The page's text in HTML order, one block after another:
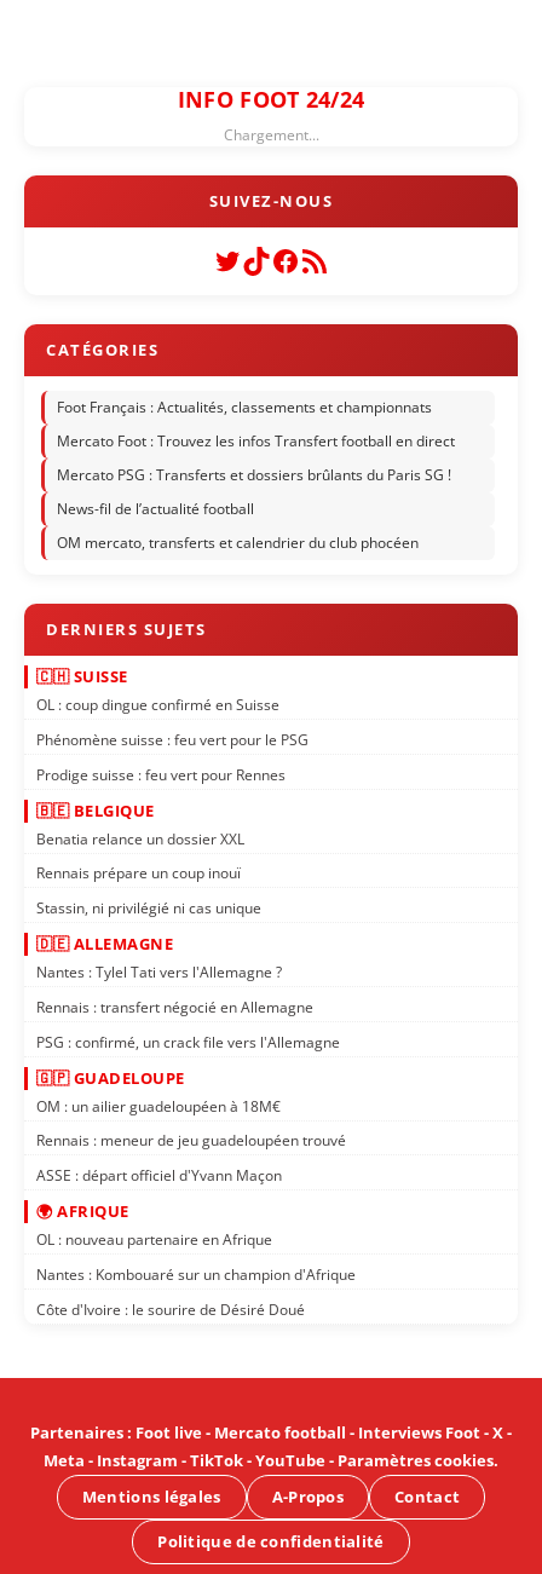
INFO FOOT 24/24
Chargement...
Twitter
TikTok
Facebook
Flux RSS
Foot Français : Actualités, classements et championnats
Mercato Foot : Trouvez les infos Transfert football en direct
Mercato PSG : Transferts et dossiers brûlants du Paris SG !
News-fil de l’actualité football
OM mercato, transferts et calendrier du club phocéen
🇨🇭 SUISSE
OL : coup dingue confirmé en Suisse
Phénomène suisse : feu vert pour le PSG
Prodige suisse : feu vert pour Rennes
🇧🇪 BELGIQUE
Benatia relance un dossier XXL
Rennais prépare un coup inouï
Stassin, ni privilégié ni cas unique
🇩🇪 ALLEMAGNE
Nantes : Tylel Tati vers l'Allemagne ?
Rennais : transfert négocié en Allemagne
PSG : confirmé, un crack file vers l'Allemagne
🇬🇵 GUADELOUPE
OM : un ailier guadeloupéen à 18M€
Rennais : meneur de jeu guadeloupéen trouvé
ASSE : départ officiel d'Yvann Maçon
🌍 AFRIQUE
OL : nouveau partenaire en Afrique
Nantes : Kombouaré sur un champion d'Afrique
Côte d'Ivoire : le sourire de Désiré Doué
Partenaires: Foot live- Mercato football - Interviews Foot-X-
Meta - Instagram -TikTok-YouTube- Paramètres cookies.
Mentions légales
A-Propos Contact
Politique de confidentialité